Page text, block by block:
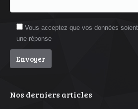
Vous acceptez que vos données
une réponse
Nos derniers articles